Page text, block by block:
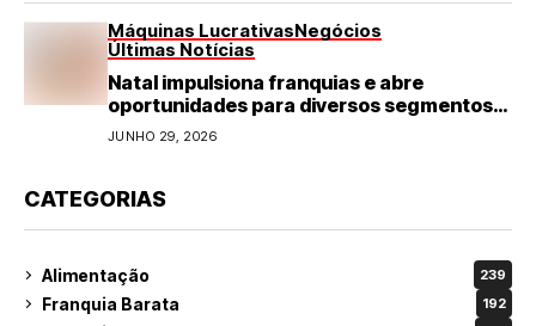
Máquinas LucrativasNegócios
Últimas Notícias
Natal impulsiona franquias e abre
oportunidades para diversos segmentos
do varejo
JUNHO 29, 2026
CATEGORIAS
Alimentação 239
Franquia Barata 192